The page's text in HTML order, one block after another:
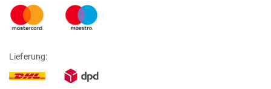
Lieferung: